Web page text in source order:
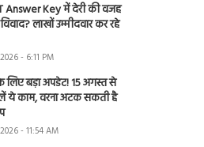
Answer Key में देरी की वजह
लाखों उम्मीदवार कर रहे
- 6:11 PM
के लिए बड़ा अपडेट! 15 अगस्त से
ये काम, वरना अटक सकती है
- 11:54 AM